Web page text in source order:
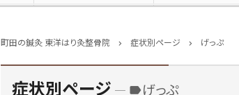
町田の鍼灸 東洋はり灸整骨院 chevron_right 症状別ページ chevron_right げっぷ
症状別ページ labelげっぷ